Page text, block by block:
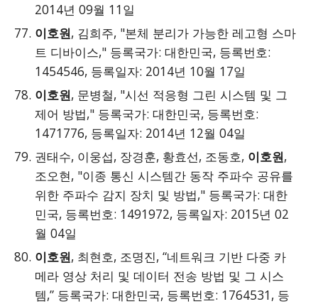
2014년 09월 11일
이호원, 김희주, "본체 분리가 가능한 레고형 스마
트 디바이스," 등록국가: 대한민국, 등록번호:
1454546, 등록일자: 2014년 10월 17일
이호원, 문병철, "시선 적응형 그린 시스템 및 그
제어 방법," 등록국가: 대한민국, 등록번호:
1471776, 등록일자: 2014년 12월 04일
권태수, 이웅섭, 장경훈, 황효선, 조동호, 이호원,
조오현, "이종 통신 시스템간 동작 주파수 공유를
위한 주파수 감지 장치 및 방법," 등록국가: 대한
민국, 등록번호: 1491972, 등록일자: 2015년 02
월 04일
이호원, 최현호, 조명진, “네트워크 기반 다중 카
메라 영상 처리 및 데이터 전송 방법 및 그 시스
템,” 등록국가: 대한민국, 등록번호: 1764531, 등